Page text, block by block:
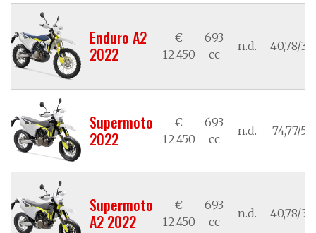
Enduro A2
2022
€
12.450
693
cc
n.d. 40,78/
Supermoto
2022
€
12.450
693
cc
n.d. 74,77/
Supermoto
A2 2022
€
12.450
693
cc
n.d. 40,78/